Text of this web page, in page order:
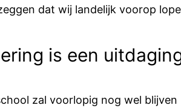
dat wij landelijk voorop
is een
zal voorlopig nog wel